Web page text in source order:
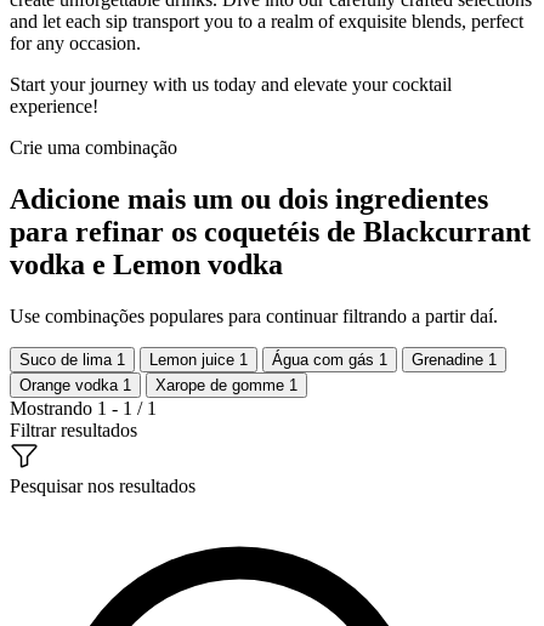
and let each sip transport you to a realm of exquisite blends, perfect
for any occasion.
Start your journey with us today and elevate your cocktail
experience!
Crie uma combinação
Adicione mais um ou dois ingredientes
para refinar os coquetéis de Blackcurrant
vodka e Lemon vodka
Use combinações populares para continuar filtrando a partir daí.
Suco de lima 1 Lemon juice 1 Água com gás 1 Grenadine 1
Orange vodka 1 Xarope de gomme 1
Mostrando 1 - 1 / 1
Filtrar resultados
Pesquisar nos resultados